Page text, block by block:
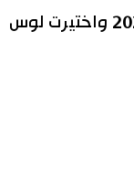
المؤجل فيما تنظم باريس أولمبياد 2024 واختيرت لوس